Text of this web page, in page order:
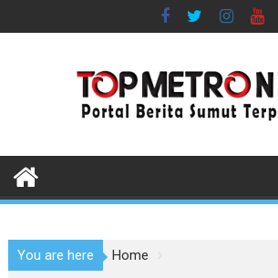
to
You are here
Home